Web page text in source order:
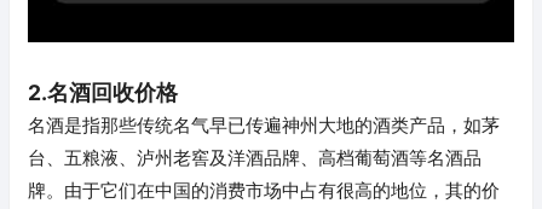
2.名酒回收价格
名酒是指那些传统名气早已传遍神州大地的酒类产品，如茅
台、五粮液、泸州老窖及洋酒品牌、高档葡萄酒等名酒品
牌。由于它们在中国的消费市场中占有很高的地位，其的价